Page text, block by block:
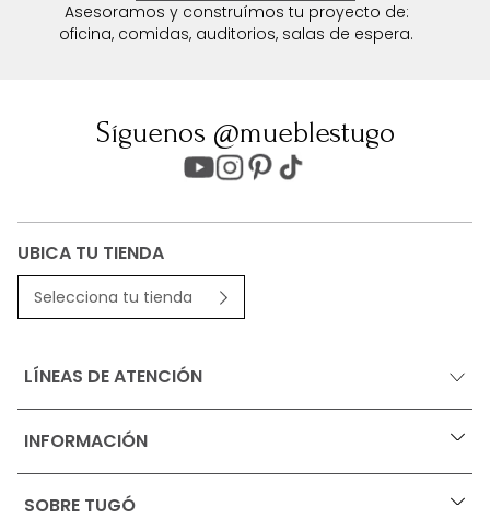
Asesoramos y construímos tu proyecto de:
oficina, comidas, auditorios, salas de espera.
Síguenos @mueblestugo
UBICA TU TIENDA
Selecciona tu tienda
LÍNEAS DE ATENCIÓN
INFORMACIÓN +
Ofertas vigentes
SOBRE TUGÓ +